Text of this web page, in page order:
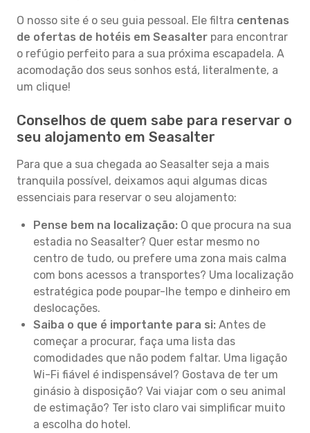
O nosso site é o seu guia pessoal. Ele filtra centenas
de ofertas de hotéis em Seasalter para encontrar
o refúgio perfeito para a sua próxima escapadela. A
acomodação dos seus sonhos está, literalmente, a
um clique!
Conselhos de quem sabe para reservar o
seu alojamento em Seasalter
Para que a sua chegada ao Seasalter seja a mais
tranquila possível, deixamos aqui algumas dicas
essenciais para reservar o seu alojamento:
Pense bem na localização: O que procura na sua
estadia no Seasalter? Quer estar mesmo no
centro de tudo, ou prefere uma zona mais calma
com bons acessos a transportes? Uma localização
estratégica pode poupar-lhe tempo e dinheiro em
deslocações.
Saiba o que é importante para si: Antes de
começar a procurar, faça uma lista das
comodidades que não podem faltar. Uma ligação
Wi-Fi fiável é indispensável? Gostava de ter um
ginásio à disposição? Vai viajar com o seu animal
de estimação? Ter isto claro vai simplificar muito
a escolha do hotel.